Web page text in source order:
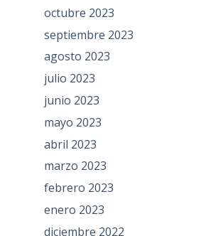
octubre 2023
septiembre 2023
agosto 2023
julio 2023
junio 2023
mayo 2023
abril 2023
marzo 2023
febrero 2023
enero 2023
diciembre 2022